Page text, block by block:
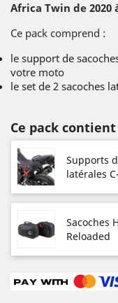
Africa Twin de 2020
Ce pack comprend :
le support de
votre moto
le set de 2 sacoches
Ce pack contient
Supports
latérales
Sacoches
Reloaded